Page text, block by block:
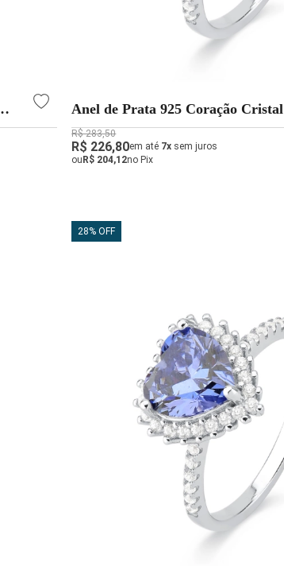
Anel de Prata 925 Coração Cristal
R$ 283,50
R$ 226,80em até 7x sem juros
ou R$ 204,12no Pix
28% OFF